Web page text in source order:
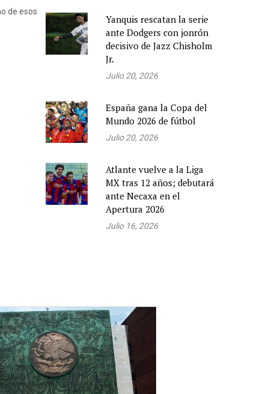
de esos
Yanquis rescatan la serie
ante Dodgers con jonrón
decisivo de Jazz Chisholm
Jr.
Julio 20, 2026
España gana la Copa del
Mundo 2026 de fútbol
Julio 20, 2026
Atlante vuelve a la Liga
MX tras 12 años; debutará
ante Necaxa en el
Apertura 2026
Julio 16, 2026